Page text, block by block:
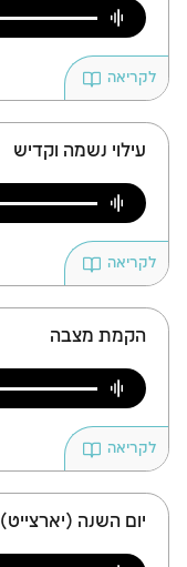
לקריאה
עילוי נשמה וקדיש
לקריאה
הקמת מצבה
לקריאה
יום השנה (יארצייט)